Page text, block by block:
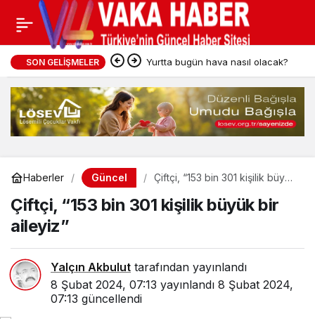
SON GELIŞMELER Yurtta bugün hava nasıl olacak?
Haberler Güncel
Çiftçi, “153 bin 301 kişilik büyük
Çiftçi, “153 bin 301 kişilik büyük bir
aileyiz”
Yalçın Akbulut tarafından yayınlandı
8 Şubat 2024, 07:13 yayınlandı 8 Şubat 2024,
07:13 güncellendi